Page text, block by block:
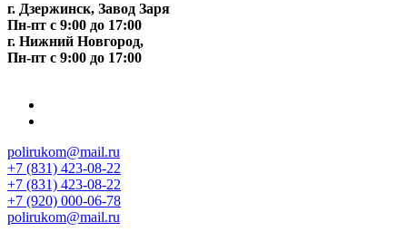
г. Дзержинск, Завод Заря
Пн-пт c 9:00 до 17:00
г. Нижний Новгород,
Пн-пт c 9:00 до 17:00
polirukom@mail.ru
+7 (831) 423-08-22
+7 (831) 423-08-22
+7 (920) 000-06-78
polirukom@mail.ru